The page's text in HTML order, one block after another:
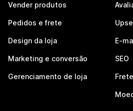
Vender produtos
Pedidos e frete
Design da loja
Marketing e conversão
Gerenciamento de loja
E-
SEO
Frete